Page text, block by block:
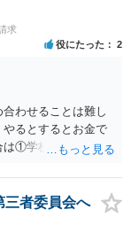
求
役にたった 2
わせることは難し
るとするとお金で
は①学校側のいじ
する国家賠償請求
求をすることが考え
められるかどうかが
三者委員会へ